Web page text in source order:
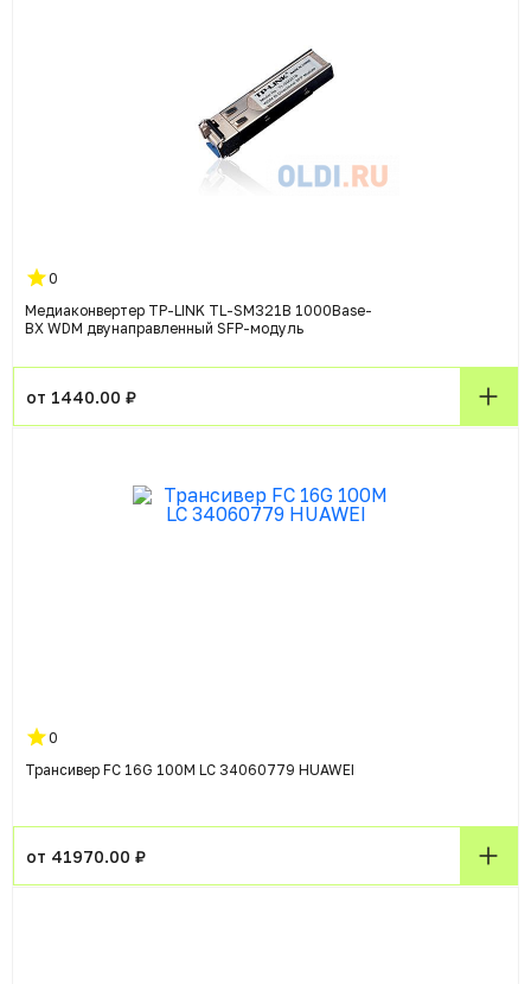
0
Медиаконвертер TP-LINK TL-SM321B 1000Base-
BX WDM двунаправленный SFP-модуль
от 1440.00 ₽
0
Трансивер FC 16G 100M LC 34060779 HUAWEI
от 41970.00 ₽